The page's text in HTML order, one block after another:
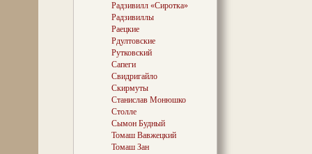
Радзивилл «Сиротка»
Радзивиллы
Раецкие
Рдултовские
Рутковский
Сапеги
Свидригайло
Скирмуты
Станислав Монюшко
Столле
Сымон Будный
Томаш Вавжецкий
Томаш Зан